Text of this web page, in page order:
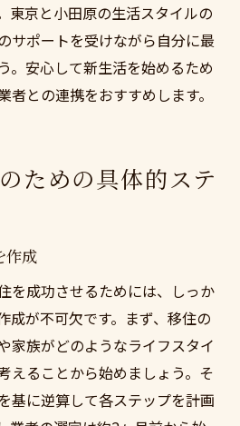
東京と小田原の生活スタイルの
サポートを受けながら自分に最
。安心して新生活を始めるため
者との連携をおすすめします。
ための具体的ステ
作成
を成功させるためには、しっか
成が不可欠です。まず、移住の
家族がどのようなライフスタイ
えることから始めましょう。そ
基に逆算して各ステップを計画